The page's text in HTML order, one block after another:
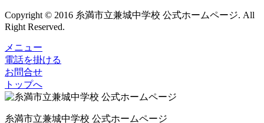
Copyright © 2016 糸満市立兼城中学校 公式ホームページ. All
Right Reserved.
メニュー
電話を掛ける
お問合せ
トップへ
糸満市立兼城中学校 公式ホームページ